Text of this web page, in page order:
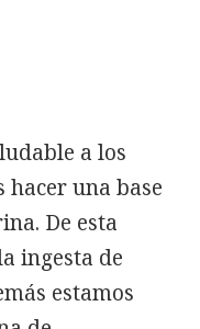
a los
hacer una base
De esta
ingesta de
estamos